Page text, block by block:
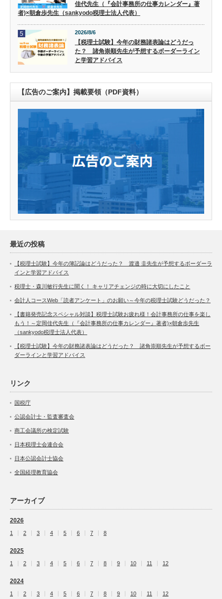
佳代先生（『会計事務所の仕事カレンダー』著
者)×朝倉歩先生（sankyodo税理士法人代表）
5 2026/8/6
【税理士試験】今年の財務諸表論はどうだっ
た？ 諸角崇順先生が予想するボーダーライン
と学習アドバイス
【広告のご案内】掲載要領（PDF資料）
最近の投稿
【税理士試験】今年の簿記論はどうだった？ 渡邉 圭先生が予想するボーダーラ
インと学習アドバイス
税理士・森川敏行先生に聞く！ キャリアチェンジの時に大切にしたこと
会計人コースWeb「読者アンケート」のお願い～今年の税理士試験どうだった？
【書籍発売記念スペシャル対談】税理士試験お疲れ様！会計事務所の仕事を楽し
もう！～定岡佳代先生（『会計事務所の仕事カレンダー』著者)×朝倉歩先生
（sankyodo税理士法人代表）
【税理士試験】今年の財務諸表論はどうだった？ 諸角崇順先生が予想するボー
ダーラインと学習アドバイス
リンク
国税庁
公認会計士・監査審査会
商工会議所の検定試験
日本税理士会連合会
日本公認会計士協会
全国経理教育協会
アーカイブ
2026
1 2 3 4 5 6 7 8
2025
1 2 3 4 5 6 7 8 9 10 11 12
2024
1 2 3 4 5 6 7 8 9 10 11 12